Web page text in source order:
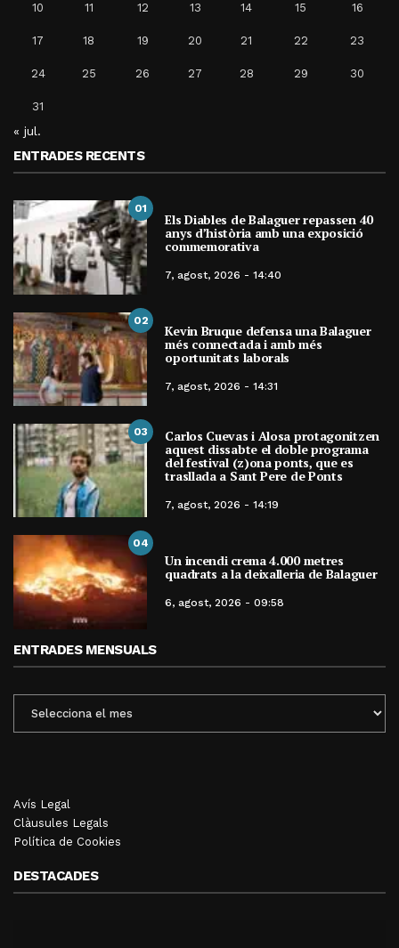
10 11 12 13 14 15 16
17 18 19 20 21 22 23
24 25 26 27 28 29 30
31
« jul.
ENTRADES RECENTS
01
Els Diables de Balaguer repassen 40
anys d’història amb una exposició
commemorativa
7, agost, 2026 - 14:40
02
Kevin Bruque defensa una Balaguer
més connectada i amb més
oportunitats laborals
7, agost, 2026 - 14:31
03 Carlos Cuevas i Alosa protagonitzen
aquest dissabte el doble programa
del festival (z)ona ponts, que es
trasllada a Sant Pere de Ponts
7, agost, 2026 - 14:19
04
Un incendi crema 4.000 metres
quadrats a la deixalleria de Balaguer
6, agost, 2026 - 09:58
ENTRADES MENSUALS
MENSUALS
Avís Legal
Clàusules Legals
Política de Cookies
DESTACADES